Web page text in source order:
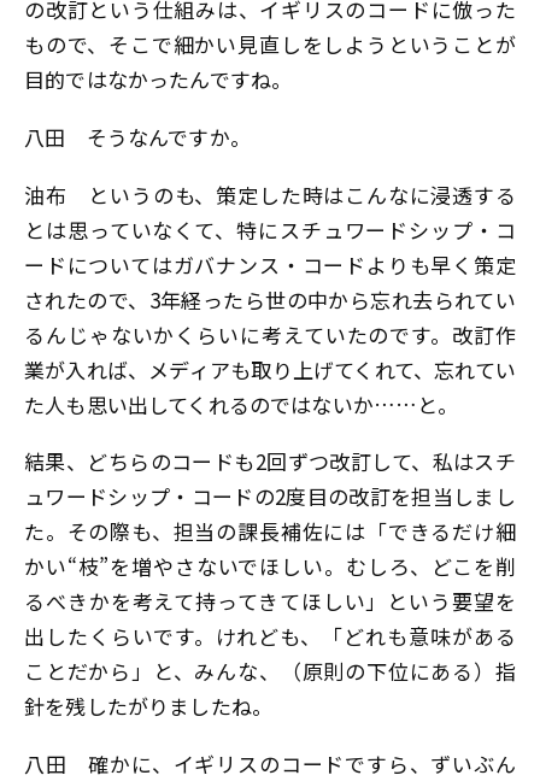
の改訂という仕組みは、イギリスのコードに倣った
もので、そこで細かい見直しをしようということが
目的ではなかったんですね。
八田 そうなんですか。
油布 というのも、策定した時はこんなに浸透する
とは思っていなくて、特にスチュワードシップ・コ
ードについてはガバナンス・コードよりも早く策定
されたので、3年経ったら世の中から忘れ去られてい
るんじゃないかくらいに考えていたのです。改訂作
業が入れば、メディアも取り上げてくれて、忘れてい
た人も思い出してくれるのではないか……と。
結果、どちらのコードも2回ずつ改訂して、私はスチ
ュワードシップ・コードの2度目の改訂を担当しまし
た。その際も、担当の課長補佐には「できるだけ細
かい“枝”を増やさないでほしい。むしろ、どこを削
るべきかを考えて持ってきてほしい」という要望を
出したくらいです。けれども、「どれも意味がある
ことだから」と、みんな、（原則の下位にある）指
針を残したがりましたね。
八田 確かに、イギリスのコードですら、ずいぶん